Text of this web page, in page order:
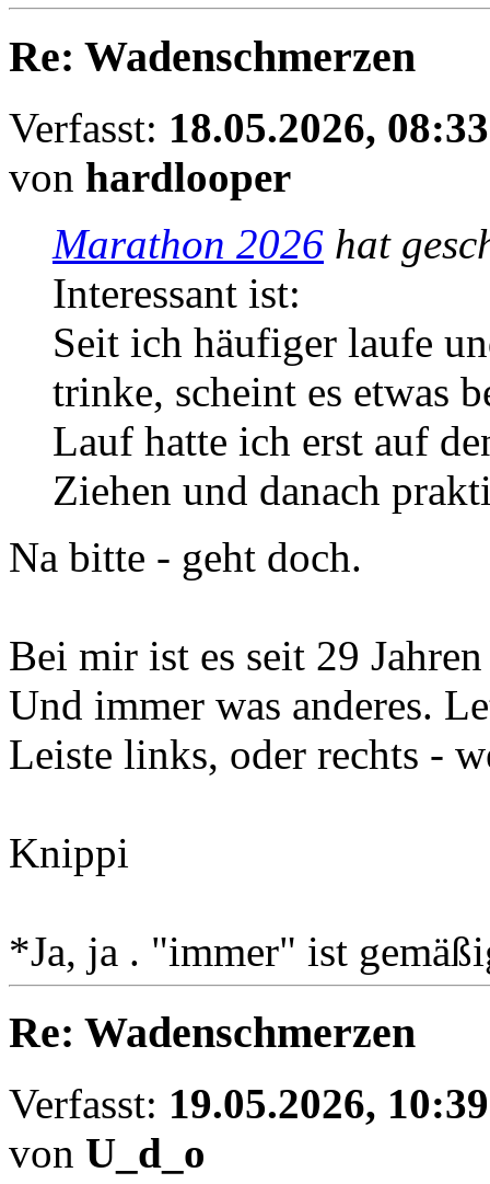
Re: Wadenschmerzen
Verfasst: 18.05.2026, 08:33
von hardlooper
Marathon 2026 hat
Interessant ist:
Seit ich häufiger laufe
trinke, scheint es etwas
Lauf hatte ich erst auf
Ziehen und danach
Na bitte - geht doch.
Bei mir ist es seit 29
Und immer was anderes.
Leiste links, oder rechts -
Knippi
*Ja, ja . "immer" ist
Re: Wadenschmerzen
Verfasst: 19.05.2026, 10:39
von U_d_o